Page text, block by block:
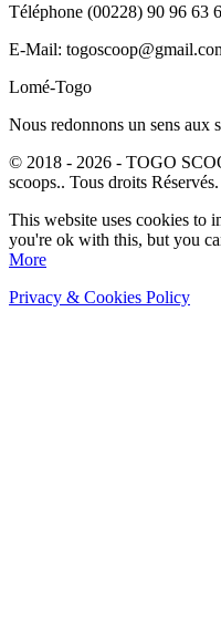
Téléphone (00228) 90 96 63
E-Mail:
Lomé-Togo
Nous redonnons un sens aux
© 2018 - 2026 - TOGO
scoops.. Tous droits Réservés.
This website uses cookies to
you're ok with this, but you
More
Privacy & Cookies Policy